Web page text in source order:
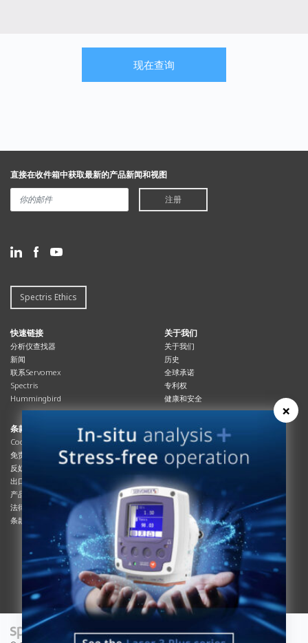
现在查询
直接在收件箱中获取最新的产品新闻和视图
注册
Spectris Ethics
快速链接
分析仪查找器
新闻
联系Servomex
Spectris
Hummingbird
关于我们
关于我们
历史
全球承诺
专利权
健康和安全
条款与合规
Cookies政策
免责声明
反奴隶制立法
出口管制
产品合规
法律和隐私声明
条款及细则
资源资源
总览
杂志
系统信息
产品手册
说明书
服务信息
白皮书
条款和条件
工艺手册
互动杂志
×